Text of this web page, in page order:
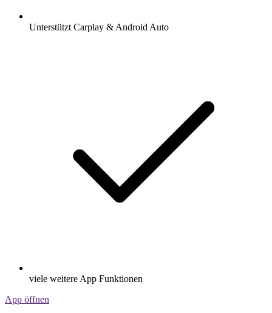
Unterstützt Carplay & Android Auto
viele weitere App Funktionen
App öffnen